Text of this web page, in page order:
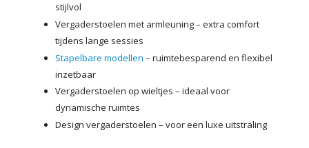
stijlvol
Vergaderstoelen met armleuning – extra comfort
tijdens lange sessies
Stapelbare modellen – ruimtebesparend en flexibel
inzetbaar
Vergaderstoelen op wieltjes – ideaal voor
dynamische ruimtes
Design vergaderstoelen – voor een luxe uitstraling